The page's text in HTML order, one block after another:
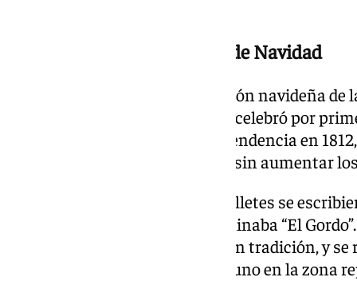
Origen del sorteo de lotería de Navidad
¿Y cuándo comenzó esta tradición navideña
más y nada menos, 212 años se celebró por
Fue durante la Guerra de Independencia en
recaudar fondos para el Estado sin aumentar
Como anécdota, los primeros billetes se
el premio más grande se denominaba “El
lotería de navidad se convirtió en tradición, y
Civil, cuando se tuvo que hacer uno en la zona